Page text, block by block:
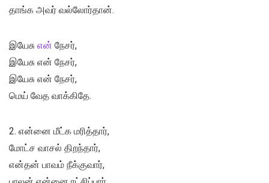
தாங்க அவர் வல்லோர்தான்.
இயேசு என் நேசர்,
இயேசு என் நேசர்,
இயேசு என் நேசர்,
மெய் வேத வாக்கிதே.
2. என்னை மீட்க மரித்தார்,
மோட்ச வாசல் திறந்தார்,
என்தன் பாவம் நீக்குவார்,